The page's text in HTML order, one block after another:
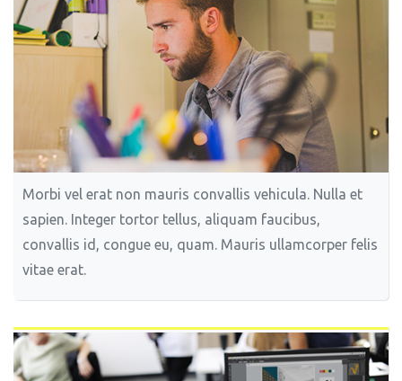
Morbi vel erat non mauris convallis vehicula. Nulla et
sapien. Integer tortor tellus, aliquam faucibus,
convallis id, congue eu, quam. Mauris ullamcorper felis
vitae erat.